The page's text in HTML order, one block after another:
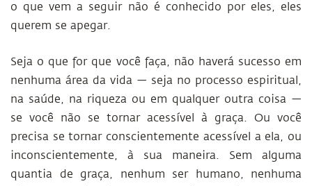
o que vem a seguir não é conhecido por eles, eles
querem se apegar.
Seja o que for que você faça, não haverá sucesso em
nenhuma área da vida — seja no processo espiritual,
na saúde, na riqueza ou em qualquer outra coisa —
se você não se tornar acessível à graça. Ou você
precisa se tornar conscientemente acessível a ela, ou
inconscientemente, à sua maneira. Sem alguma
quantia de graça, nenhum ser humano, nenhuma